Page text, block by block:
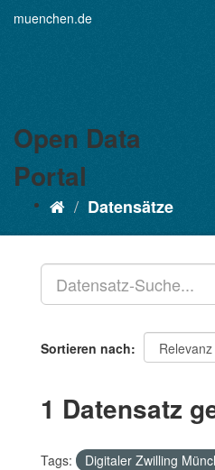
zummuenchen.de
Open Data
Portal
Datensätze
Sortieren nach
1 Datensatz
Tags: Digitaler Zwilling